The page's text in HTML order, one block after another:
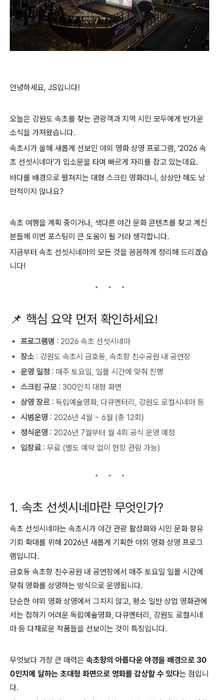
안녕하세요, JS입니다!
오늘은 강원도 속초를 찾는 관광객과 지역 시민 모두에게 반가운
소식을 가져왔습니다.
속초시가 올해 새롭게 선보인 야외 영화 상영 프로그램, '2026 속
초 선셋시네마'가 입소문을 타며 빠르게 자리를 잡고 있는데요.
바다를 배경으로 펼쳐지는 대형 스크린 영화라니, 상상만 해도 낭
만적이지 않나요?
속초 여행을 계획 중이거나, 색다른 야간 문화 콘텐츠를 찾고 계신
분들께 이번 포스팅이 큰 도움이 될 거라 생각합니다.
지금부터 속초 선셋시네마의 모든 것을 꼼꼼하게 정리해 드리겠습
니다!
📌 핵심 요약 먼저 확인하세요!
프로그램명 : 2026 속초 선셋시네마
장소 : 강원도 속초시 금호동, 속초항 친수공원 내 공연장
운영 일정 : 매주 토요일, 일몰 시간에 맞춰 진행
스크린 규모 : 300인치 대형 화면
상영 장르 : 독립예술영화, 다큐멘터리, 강원도 로컬시네마 등
시범운영 : 2026년 4월 ~ 6월 (총 12회)
정식운영 : 2026년 7월부터 월 4회 공식 운영 예정
입장료 : 무료 (별도 예약 없이 현장 관람 가능)
1. 속초 선셋시네마란 무엇인가?
속초 선셋시네마는 속초시가 야간 관광 활성화와 시민 문화 향유
기회 확대를 위해 2026년 새롭게 기획한 야외 영화 상영 프로그
램입니다.
금호동 속초항 친수공원 내 공연장에서 매주 토요일 일몰 시간에
맞춰 영화를 상영하는 방식으로 운영됩니다.
단순한 야외 영화 상영에서 그치지 않고, 평소 일반 상업 영화관에
서는 접하기 어려운 독립예술영화, 다큐멘터리, 강원도 로컬시네
마 등 다채로운 작품들을 선보이는 것이 특징입니다.
무엇보다 가장 큰 매력은 속초항의 아름다운 야경을 배경으로 30
0인치에 달하는 초대형 화면으로 영화를 감상할 수 있다는 점입니
다.